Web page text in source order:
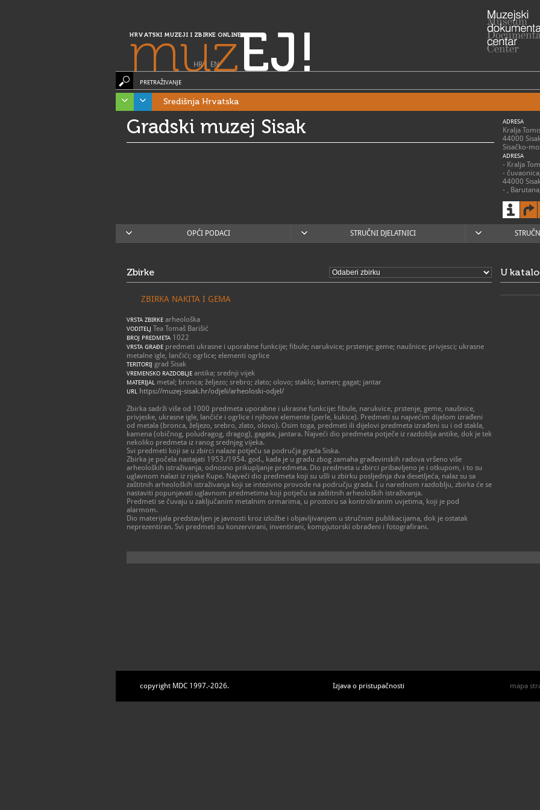
HRVATSKI MUZEJI I ZBIRKE ONLINE
muzEJ!
HR| EN
PRETRAŽIVANJE
Središnja Hrvatska
Gradski muzej Sisak ADRESA
Kralja
44000
Sisačko-
ADRESA
- Kralja
-
44000
- ,
44010
- , Drvena
Bakača
44000 Sisak
-
Rimska 10,
OPĆI PODACI STRUČNI DJELATNICI
Zbirke
ZBIRKA NAKITA I GEMA
VRSTA ZBIRKE arheološka
VODITELJ Tea Tomaš Barišić
BROJ PREDMETA 1022
VRSTA GRAĐE predmeti ukrasne i uporabne funkcije; fibule; narukvice; prstenje; geme; naušnice; privjesci; ukrasne
metalne igle, lančići; ogrlice; elementi ogrlice
TERITORIJ grad Sisak
VREMENSKO RAZDOBLJE antika; srednji vijek
MATERIJAL metal; bronca; željezo; srebro; zlato; olovo; staklo; kamen; gagat; jantar
URL https://muzej-sisak.hr/odjeli/arheoloski-odjel/
Zbirka sadrži više od 1000 predmeta uporabne i ukrasne funkcije: fibule, narukvice, prstenje, geme, naušnice,
privjeske, ukrasne igle, lančiće i ogrlice i njihove elemente (perle, kukice). Predmeti su najvećim dijelom izrađeni
od metala (bronca, željezo, srebro, zlato, olovo). Osim toga, predmeti ili dijelovi predmeta izrađeni su i od stakla,
kamena (običnog, poludragog, dragog), gagata, jantara. Najveći dio predmeta potječe iz razdoblja antike, dok je tek
nekoliko predmeta iz ranog srednjeg vijeka.
Svi predmeti koji se u zbirci nalaze potječu sa područja grada Siska.
Zbirka je počela nastajati 1953./1954. god., kada je u gradu zbog zamaha građevinskih radova vršeno više
arheoloških istraživanja, odnosno prikupljanje predmeta. Dio predmeta u zbirci pribavljeno je i otkupom, i to su
uglavnom nalazi iz rijeke Kupe. Najveći dio predmeta koji su ušli u zbirku posljednja dva desetljeća, nalaz su sa
zaštitnih arheoloških istraživanja koji se intezivno provode na području grada. I u narednom razdoblju, zbirka će se
nastaviti popunjavati uglavnom predmetima koji potječu sa zaštitnih arheoloških istraživanja.
Predmeti se čuvaju u zaključanim metalnim ormarima, u prostoru sa kontroliranim uvjetima, koji je pod
alarmom.
Dio materijala predstavljen je javnosti kroz izložbe i objavljivanjem u stručnim publikacijama, dok je ostatak
neprezentiran. Svi predmeti su konzervirani, inventirani, kompjutorski obrađeni i fotografirani.
U
copyright MDC 1997.-2026. Izjava o pristupačnosti mapa